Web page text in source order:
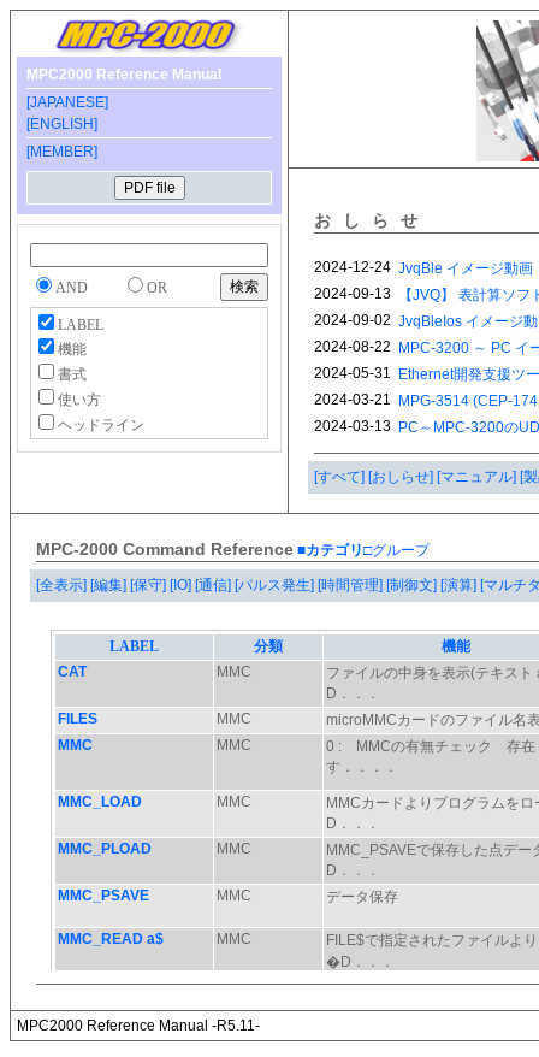
MPC2000 Reference Manual
[JAPANESE]
[ENGLISH]
[MEMBER]
AND OR
LABEL
機能
書式
使い方
ヘッドライン
おしらせ
[すべて] [おしらせ] [マニュアル] [
MPC-2000 Command Reference ■カテゴリ□グループ
[全表示] [編集] [保守] [IO] [通信] [パルス発生] [時間管理] [制御文] [演算] [マルチ
MPC2000 Reference Manual -R5.11-